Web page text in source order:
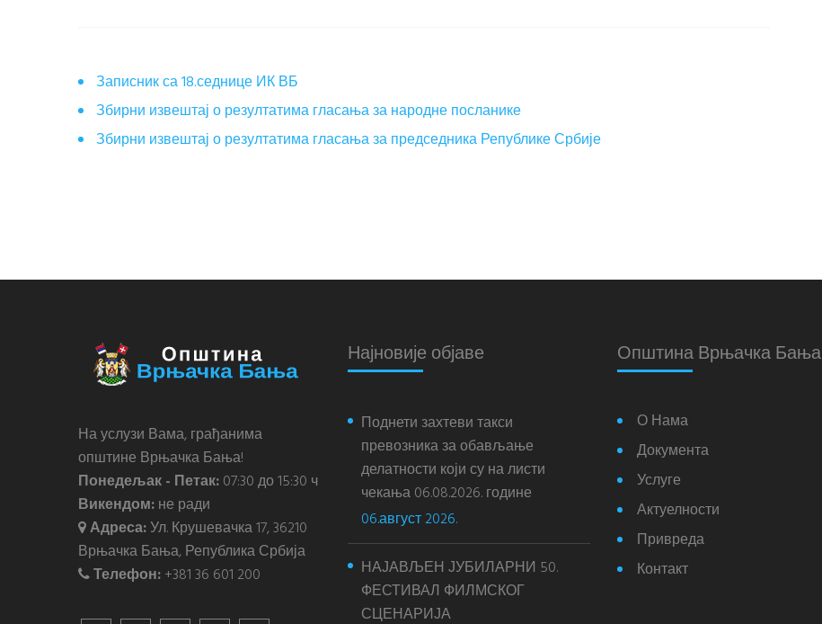
Записник са 18.седнице ИК ВБ
Збирни извештај о резултатима гласања за народне посланике
Збирни извештај о резултатима гласања за председника Републике Србије
На услузи Вама, грађанима
општине Врњачка Бања!
Понедељак - Петак:07:30 до 15:30 ч
Викендом:не ради
Адреса:Ул. Крушевачка 17, 36210
Врњачка Бања, Република Србија
Телефон:+381 36 601 200
Најновије објаве
Поднети захтеви такси
превозника за обављање
делатности који су на листи
чекања 06.08.2026. године
06.август 2026.
НАЈАВЉЕН ЈУБИЛАРНИ 50.
ФЕСТИВАЛ ФИЛМСКОГ
СЦЕНАРИЈА
Општина Врњачка Бања
О Нама
Документа
Услуге
Актуелности
Привреда
Контакт